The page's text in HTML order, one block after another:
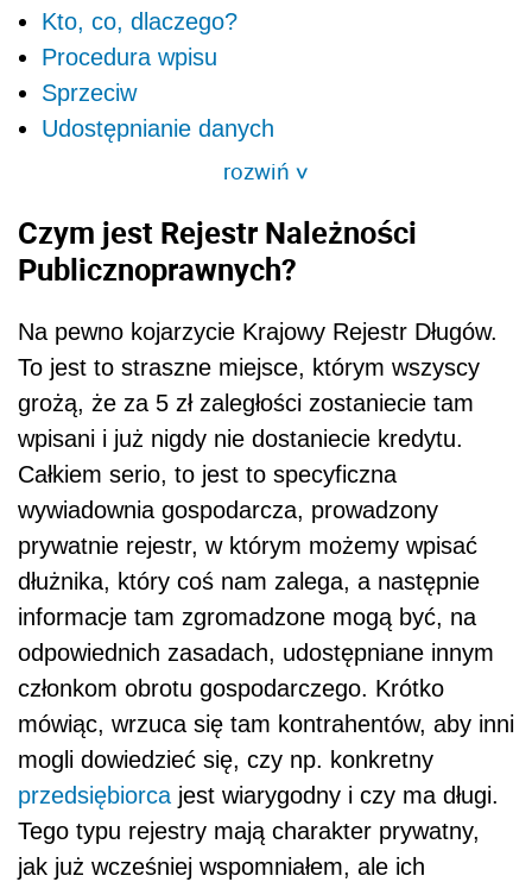
Kto, co, dlaczego?
Procedura wpisu
Sprzeciw
Udostępnianie danych
rozwiń>
Czym jest Rejestr Należności
Publicznoprawnych?
Na pewno kojarzycie Krajowy Rejestr Długów.
To jest to straszne miejsce, którym wszyscy
grożą, że za 5 zł zaległości zostaniecie tam
wpisani i już nigdy nie dostaniecie kredytu.
Całkiem serio, to jest to specyficzna
wywiadownia gospodarcza, prowadzony
prywatnie rejestr, w którym możemy wpisać
dłużnika, który coś nam zalega, a następnie
informacje tam zgromadzone mogą być, na
odpowiednich zasadach, udostępniane innym
członkom obrotu gospodarczego. Krótko
mówiąc, wrzuca się tam kontrahentów, aby inni
mogli dowiedzieć się, czy np. konkretny
przedsiębiorca jest wiarygodny i czy ma długi.
Tego typu rejestry mają charakter prywatny,
jak już wcześniej wspomniałem, ale ich